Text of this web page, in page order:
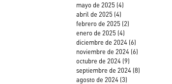
mayo de 2025 (4)
abril de 2025 (4)
febrero de 2025 (2)
enero de 2025 (4)
diciembre de 2024 (6)
noviembre de 2024 (6)
octubre de 2024 (9)
septiembre de 2024 (8)
agosto de 2024 (3)